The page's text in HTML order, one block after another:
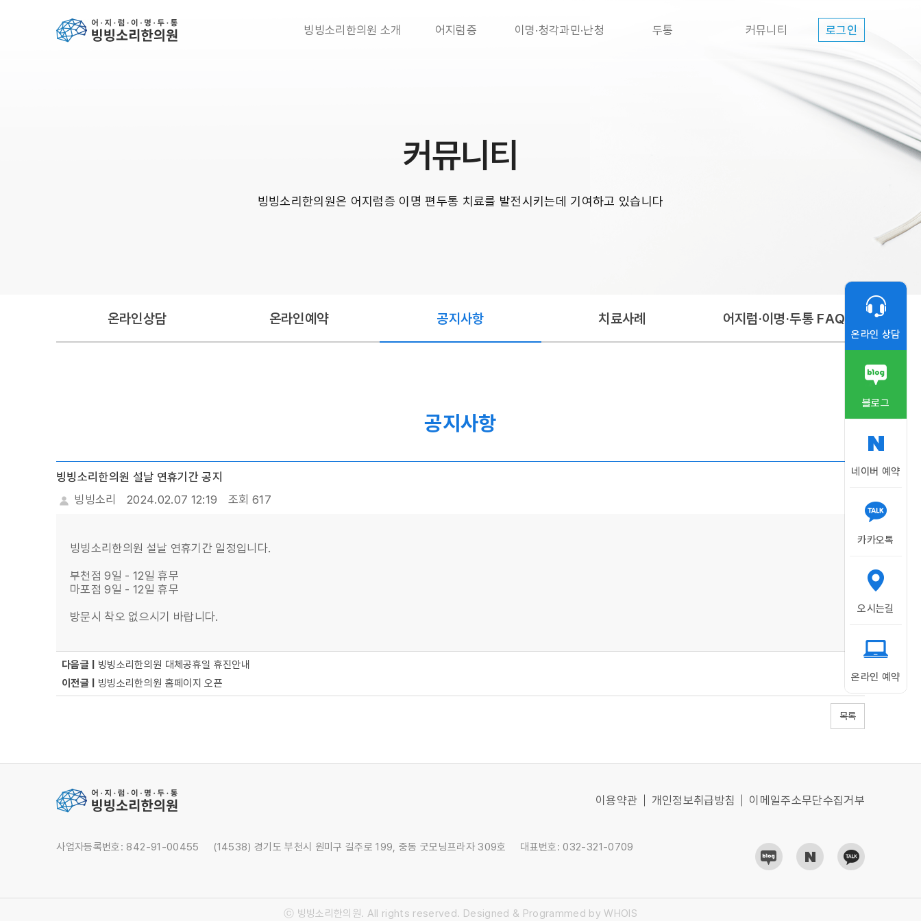
빙빙소리한의원 소개 어지럼증 이명·청각과민·난청 두통 커뮤니티 로그인
커뮤니티
빙빙소리한의원은 어지럼증 이명 편두통 치료를 발전시키는데 기여하고 있습니다
온라인상담 온라인예약 공지사항 치료사례 어지럼·이명·두통 FAQ
공지사항
빙빙소리한의원 설날 연휴기간 공지
빙빙소리
2024.02.07 12:19 조회 617
빙빙소리한의원 설날 연휴기간 일정입니다.
부천점 9일 - 12일 휴무
마포점 9일 - 12일 휴무
방문시 착오 없으시기 바랍니다.
다음글 | 빙빙소리한의원 대체공휴일 휴진안내
이전글 | 빙빙소리한의원 홈페이지 오픈
목록
온라인 상담
블로그
네이버 예약
카카오톡
오시는길
온라인 예약
이용약관 개인정보취급방침 이메일주소무단수집거부
사업자등록번호: 842-91-00455 (14538) 경기도 부천시 원미구 길주로 199, 중동 굿모닝프라자 309호 대표번호: 032-321-0709
ⓒ 빙빙소리한의원. All rights reserved. Designed & Programmed by WHOIS